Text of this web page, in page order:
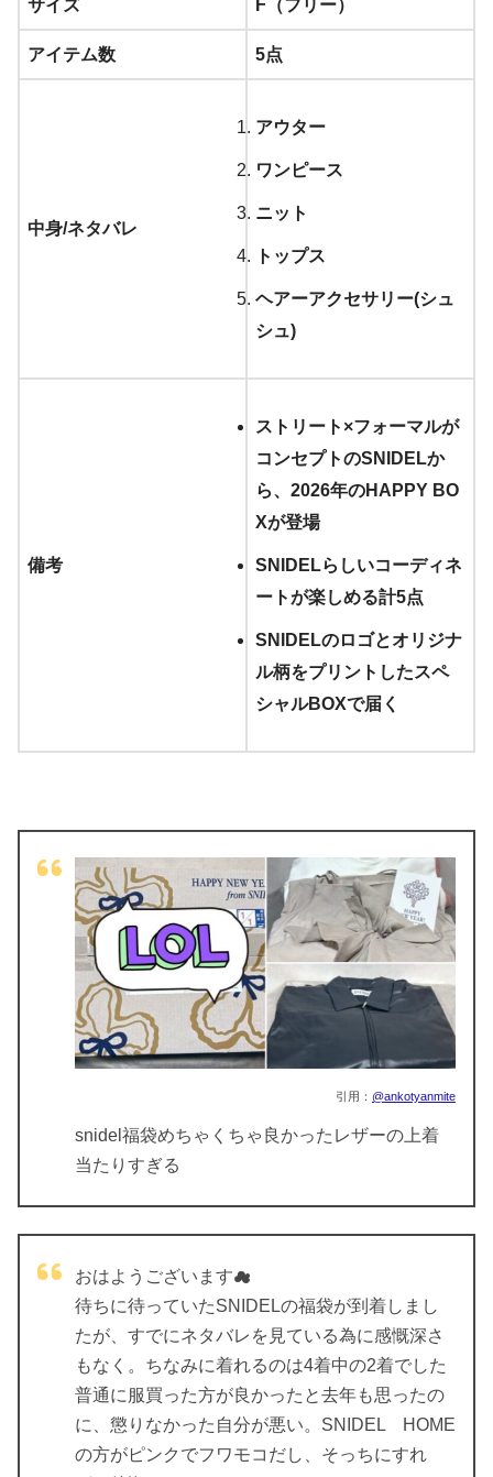
サイズ F（フリー）
アイテム数 5点
中身/ネタバレ
アウター
ワンピース
ニット
トップス
ヘアーアクセサリー(シュ
シュ)
備考
ストリート×フォーマルが
コンセプトのSNIDELか
ら、2026年のHAPPY BO
Xが登場
SNIDELらしいコーディネ
ートが楽しめる計5点
SNIDELのロゴとオリジナ
ル柄をプリントしたスペ
シャルBOXで届く
引用： @ankotyanmite
snidel福袋めちゃくちゃ良かったレザーの上着
当たりすぎる
おはようございます☁
待ちに待っていたSNIDELの福袋が到着しまし
たが、すでにネタバレを見ている為に感慨深さ
もなく。ちなみに着れるのは4着中の2着でした
普通に服買った方が良かったと去年も思ったの
に、懲りなかった自分が悪い。SNIDEL HOME
の方がピンクでフワモコだし、そっちにすれ